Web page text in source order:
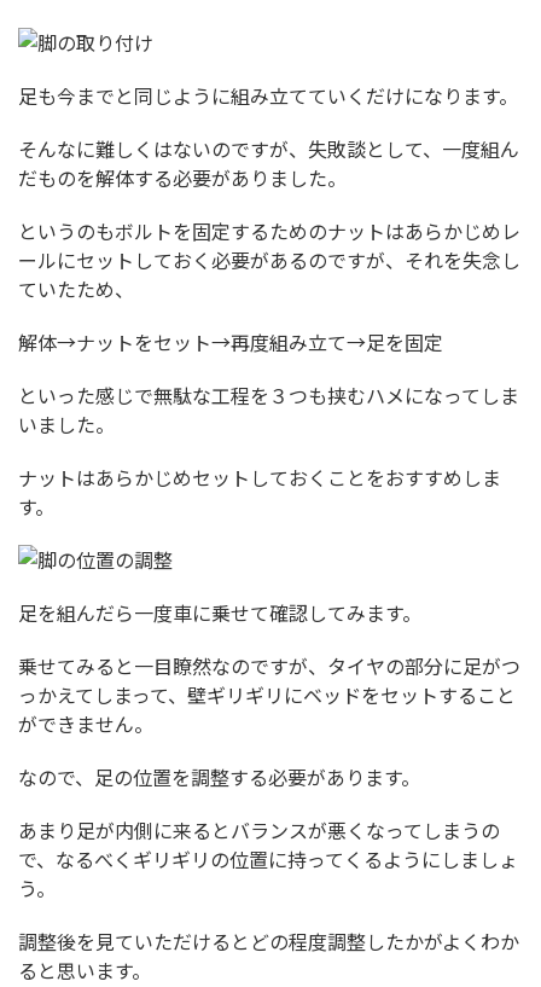
足も今までと同じように組み立てていくだけになります。
そんなに難しくはないのですが、失敗談として、一度組ん
だものを解体する必要がありました。
というのもボルトを固定するためのナットはあらかじめレ
ールにセットしておく必要があるのですが、それを失念し
ていたため、
解体→ナットをセット→再度組み立て→足を固定
といった感じで無駄な工程を３つも挟むハメになってしま
いました。
ナットはあらかじめセットしておくことをおすすめしま
す。
足を組んだら一度車に乗せて確認してみます。
乗せてみると一目瞭然なのですが、タイヤの部分に足がつ
っかえてしまって、壁ギリギリにベッドをセットすること
ができません。
なので、足の位置を調整する必要があります。
あまり足が内側に来るとバランスが悪くなってしまうの
で、なるべくギリギリの位置に持ってくるようにしましょ
う。
調整後を見ていただけるとどの程度調整したかがよくわか
ると思います。